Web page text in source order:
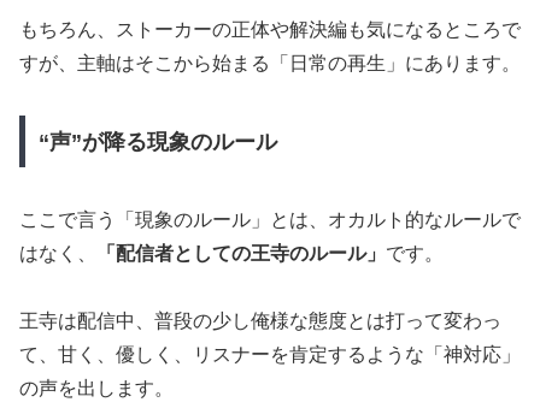
もちろん、ストーカーの正体や解決編も気になるところで
すが、主軸はそこから始まる「日常の再生」にあります。
“声”が降る現象のルール
ここで言う「現象のルール」とは、オカルト的なルールで
はなく、
「配信者としての王寺のルール」 です。
王寺は配信中、普段の少し俺様な態度とは打って変わっ
て、甘く、優しく、リスナーを肯定するような「神対応」
の声を出します。